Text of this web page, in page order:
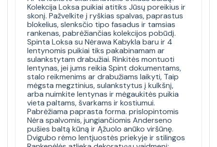
Kolekcija Loksa puikiai atitiks Jūsų poreikius ir
skonį. Pažvelkite į ryškias spalvas, paprastus
blokelius, slenksčio tipo fasadus ir tamsias
rankenas, pabrėžiančias kolekcijos pobūdį.
Spinta Loksa su Nėrawa Kabykla baru ir 4
lentynomis puikiai tiks pakabinamam ar
sulankstytam drabužiai. Rinkitės montuoti
lentynas, jei jums reikia Spint dokumentams,
stalo reikmenims ar drabužiams laikyti, Taip
mėgsta megztinius, sulankstytus į kulkšnį,
arba nuimkite lentynas ir mėgaukitės puikia
vieta paltams, švarkams ir kostiumui.
Pabrėžiama paprasta forma. prislopintomis
Nėra spalvomis, jungiančiomis Anderseno
pušies baltą kūną ir Ąžuolo anūko viršūnę.
Dvigubo rėmo lentjuostės priekyje ir stilingos